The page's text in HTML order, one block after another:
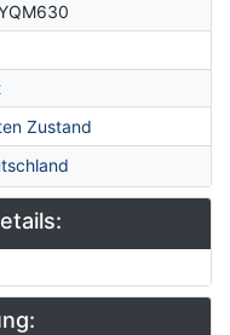
Zustand